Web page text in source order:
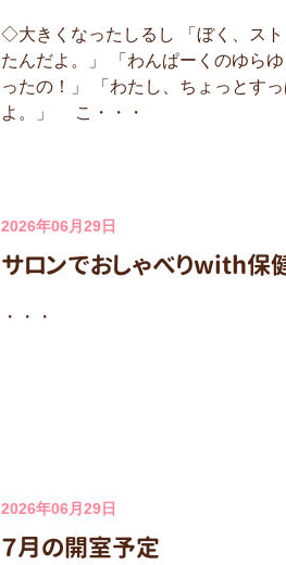
◇大きくなったしるし 「ぼく、ス
たんだよ。」 「わんぱーくのゆら
ったの！」 「わたし、ちょっとす
よ。」 こ・・・
2026年06月29日
サロンでおしゃべりwith保
・・・
2026年06月29日
７月の開室予定